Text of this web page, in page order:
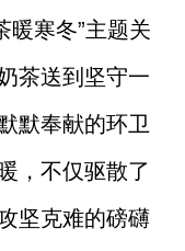
吕梁
暖寒冬”主题关
茶送到坚守一
默奉献的环卫
，不仅驱散了
坚克难的磅礴